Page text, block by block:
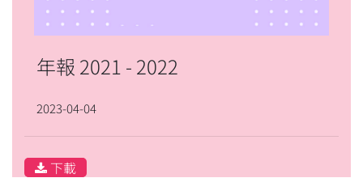
年報 2021 - 2022
2023-04-04
下載